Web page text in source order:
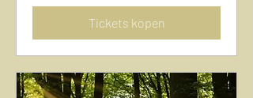
Tickets kopen